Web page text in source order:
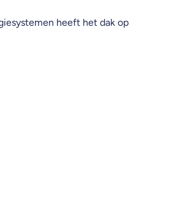
heeft het dak op